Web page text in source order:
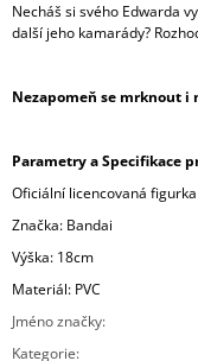
Necháš si svého Edwarda
další jeho kamarády?
Nezapomeň se mrknout i
Parametry a Specifikace
Oficiální licencovaná figurka
Značka: Bandai
Výška: 18cm
Materiál: PVC
Jméno značky:
Kategorie: